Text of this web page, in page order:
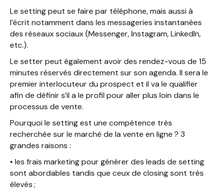
Le setting peut se faire par téléphone, mais aussi à
l’écrit notamment dans les messageries instantanées
des réseaux sociaux (Messenger, Instagram, LinkedIn,
etc.).
Le setter peut également avoir des rendez-vous de 15
minutes réservés directement sur son agenda. Il sera le
premier interlocuteur du prospect et il va le qualifier
afin de définir s’il a le profil pour aller plus loin dans le
processus de vente.
Pourquoi le setting est une compétence très
recherchée sur le marché de la vente en ligne ? 3
grandes raisons :
• les frais marketing pour générer des leads de setting
sont abordables tandis que ceux de closing sont très
élevés ;